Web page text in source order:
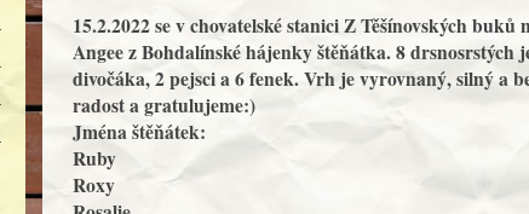
15.2.2022 se v chovatelské stanici Z Těšínovských buků
Angee z Bohdalínské hájenky štěňátka. 8 drsnosrstých
divočáka, 2 pejsci a 6 fenek. Vrh je vyrovnaný, silný a
radost a gratulujeme:)
Jména štěňátek:
Ruby
Roxy